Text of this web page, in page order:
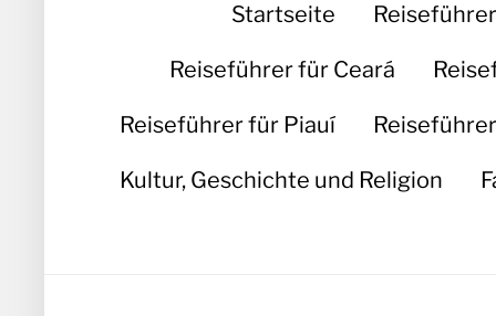
Startseite
Reiseführer für Ceará
Reiseführer für Piauí
Kultur, Geschichte und Religion